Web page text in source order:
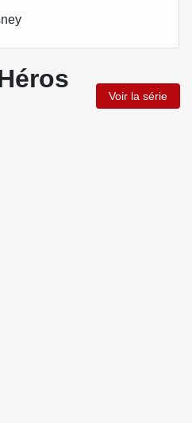
Voir la série